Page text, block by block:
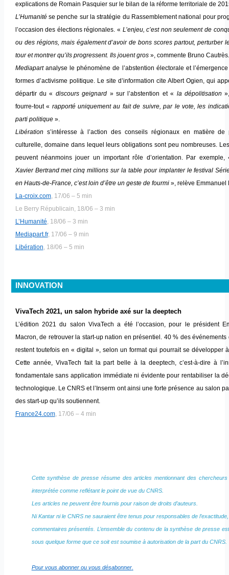
explications de Romain Pasquier sur le bilan de la réforme territoriale de
L’Humanitése penche sur la stratégie du Rassemblement national pour
l’occasion des élections régionales. « L’enjeu, c’est non seulement de
ou des régions, mais également d’avoir de bons scores partout, perturber
tour et montrer qu’ils progressent. Ils jouent gros», commente Bruno Cautrès.
Mediapartanalyse le phénomène de l’abstention électorale et l’émergence
formes d’activisme politique. Le site d’information cite Albert Ogien, qui
départir du « discours geignard » sur l’abstention et « la dépolitisation
fourre-tout « rapporté uniquement au fait de suivre, par le vote, les
parti politique».
Libération s’intéresse à l’action des conseils régionaux en matière de
culturelle, domaine dans lequel leurs obligations sont peu nombreuses.
peuvent néanmoins jouer un important rôle d’orientation. Par
Xavier Bertrand met cinq millions sur la table pour implanter le festival
en Hauts-de-France, c’est loin d’être un geste de fourmi», relève Emmanuel
La-croix.com, 17/06 – 5 min
Le Berry Républicain, 18/06 – 3 min
L’Humanité, 18/06 – 3 min
Mediapart.fr, 17/06 – 9 min
Libération, 18/06 – 5 min
INNOVATION
VivaTech 2021, un salon hybride axé sur la deeptech
L’édition 2021 du salon VivaTech a été l’occasion, pour le président
Macron, de retrouver la start-up nation en présentiel. 40 % des événements
restent toutefois en « digital », selon un format qui pourrait se développer à
Cette année, VivaTech fait la part belle à la deeptech, c’est-à-dire à
fondamentale sans application immédiate ni évidente pour rentabiliser la
technologique. Le CNRS et l’Inserm ont ainsi une forte présence au salon
des start-up qu’ils soutiennent.
France24.com, 17/06 – 4 min
Cette synthèse de presse résume des articles mentionnant des
interprétée comme reflétant le point de vue du CNRS.
Les articles ne peuvent être fournis pour raison de droits d’auteurs.
Ni Kantar ni le CNRS ne sauraient être tenus pour responsables de
commentaires présentés. L’ensemble du contenu de la synthèse de presse
sous quelque forme que ce soit est soumise à autorisation de la part du CNRS.
Pour vous abonner ou vous désabonner.